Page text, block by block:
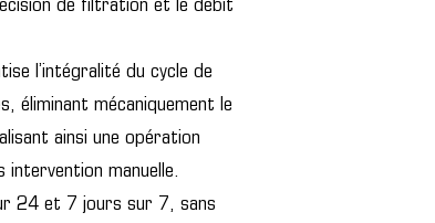
de filtration et le débit
l’intégralité du cycle de
éliminant mécaniquement le
ainsi une opération
manuelle.
24 et 7 jours sur 7, sans